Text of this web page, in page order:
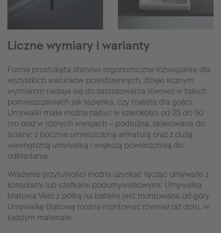
Liczne wymiary i warianty
Forma prostokąta stanowi ergonomiczne rozwiązanie dla
wszystkich warunków przestrzennych, dzięki licznym
wymiarom nadaje się do zastosowania również w takich
pomieszczeniach jak łazienka, czy toaleta dla gości.
Umywalki małe można nabyć w szerokości od 25 do 50
cm oraz w różnych wersjach – podłużna, skierowana do
ściany; z bocznie umieszczoną armaturą oraz z dużą
wewnętrzną umywalką i większą powierzchnią do
odkładania.
Wrażenie przytulności można uzyskać łącząc umywalki z
konsolami lub szafkami podumywalkowymi: Umywalka
blatowa Vero z półką na baterie jest montowana od góry.
Umywalkę blatową można montować również od dołu, w
każdym materiale.